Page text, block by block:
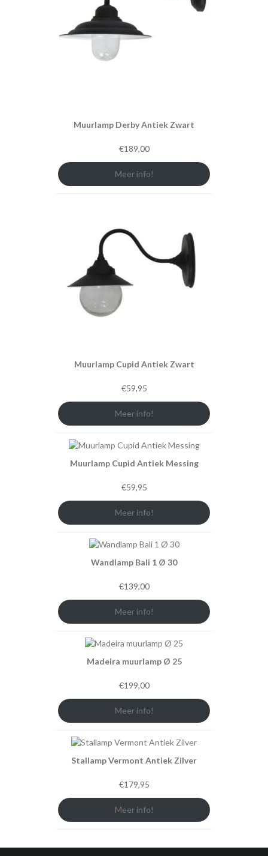
Muurlamp Derby Antiek Zwart
€189,00
Meer info!
Muurlamp Cupid Antiek Zwart
€59,95
Meer info!
Muurlamp Cupid Antiek Messing
€59,95
Meer info!
Wandlamp Bali 1 Ø 30
€139,00
Meer info!
Madeira muurlamp Ø 25
€199,00
Meer info!
Stallamp Vermont Antiek Zilver
€179,95
Meer info!